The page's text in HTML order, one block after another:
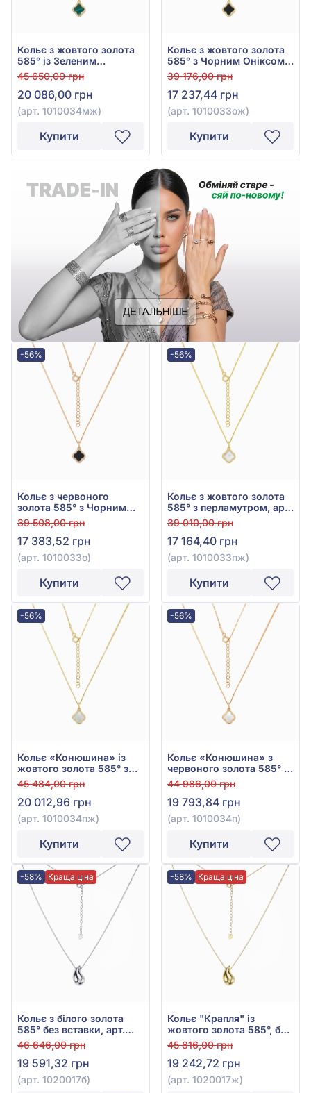
Кольє з жовтого золота
585° із Зеленим
Малахітом, арт.
1010034мж
45 650,00 грн
20 086,00 грн
(арт. 1010034мж)
Купити
Кольє з жовтого золота
585° з Чорним Оніксом,
арт. 1010033ож
39 176,00 грн
17 237,44 грн
(арт. 1010033ож)
Купити
-56%
Кольє з червоного
золота 585° з Чорним
Оніксом, арт. 1010033о
39 508,00 грн
17 383,52 грн
(арт. 1010033о)
Купити
-56%
Кольє з жовтого золота
585° з перламутром, арт.
1010033пж
39 010,00 грн
17 164,40 грн
(арт. 1010033пж)
Купити
-56%
Кольє «Конюшина» із
жовтого золота 585° з
перламутром, арт.
1010034пж
45 484,00 грн
20 012,96 грн
(арт. 1010034пж)
Купити
-56%
Кольє «Конюшина» з
червоного золота 585° з
перламутром, арт.
1010034п
44 986,00 грн
19 793,84 грн
(арт. 1010034п)
Купити
-58% Краща ціна
Кольє з білого золота
585° без вставки, арт.
1020017б
46 646,00 грн
19 591,32 грн
(арт. 1020017б)
-58% Краща ціна
Кольє "Крапля" із
жовтого золота 585°, без
вставки, арт. 1020017ж
45 816,00 грн
19 242,72 грн
(арт. 1020017ж)